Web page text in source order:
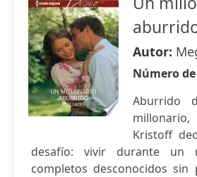
Autor:
Número
Aburrido
Kristoff
desafío: vivir durante un
completos desconocidos